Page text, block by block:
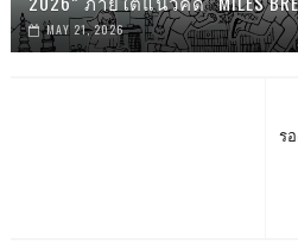
MAY 21, 2026
ร